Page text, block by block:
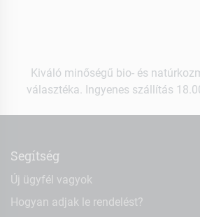
Kiváló minőségű bio- és
választéka. Ingyenes szállítás
Segítség
Új ügyfél vagyok
Hogyan adjak le rendelést?